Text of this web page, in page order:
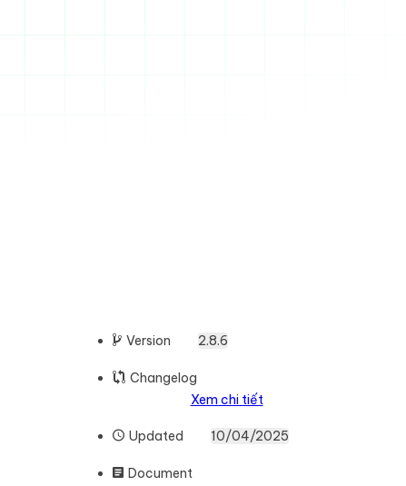
Version 2.8.6
Changelog
Xem chi tiết
Updated 10/04/2025
Document